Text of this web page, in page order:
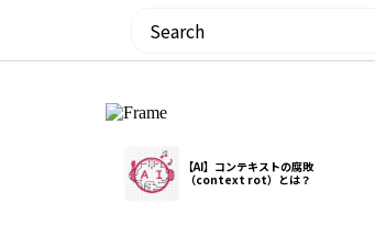
一するためのデザインシス
テム(#2: 命名管理・OOUI
編)
ータ保存の仕方がVRTを不
安定にしていた
【AI】コンテキストの腐敗
（context rot）とは？